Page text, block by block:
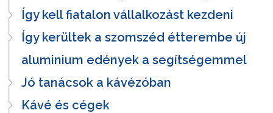
Így kell fiatalon vállalkozást kezdeni
Így kerültek a szomszéd étterembe új
aluminium edények a segítségemmel
Jó tanácsok a kávézóban
Kávé és cégek